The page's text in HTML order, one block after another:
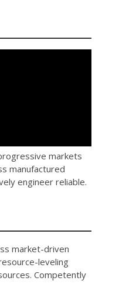
markets
manufactured
engineer reliable.
market-driven
leveling
Competently